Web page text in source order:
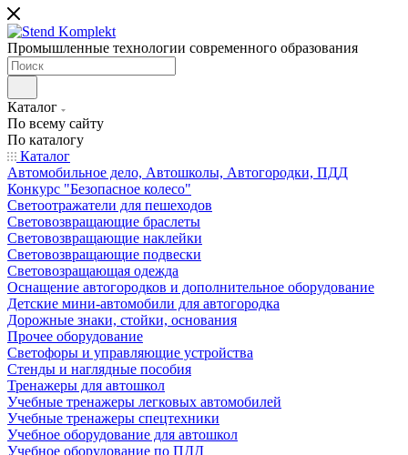
Промышленные технологии современного образования
Каталог
По всему сайту
По каталогу
Каталог
Автомобильное дело, Автошколы, Автогородки, ПДД
Конкурс "Безопасное колесо"
Светоотражатели для пешеходов
Световозвращающие браслеты
Световозвращающие наклейки
Световозвращающие подвески
Световозращающая одежда
Оснащение автогородков и дополнительное оборудование
Детские мини-автомобили для автогородка
Дорожные знаки, стойки, основания
Прочее оборудование
Светофоры и управляющие устройства
Стенды и наглядные пособия
Тренажеры для автошкол
Учебные тренажеры легковых автомобилей
Учебные тренажеры спецтехники
Учебное оборудование для автошкол
Учебное оборудование по ПДД